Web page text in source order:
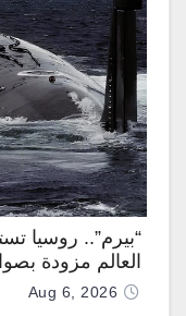
“بيرم”.. روسيا
العالم مزودة
Aug 6, 2026